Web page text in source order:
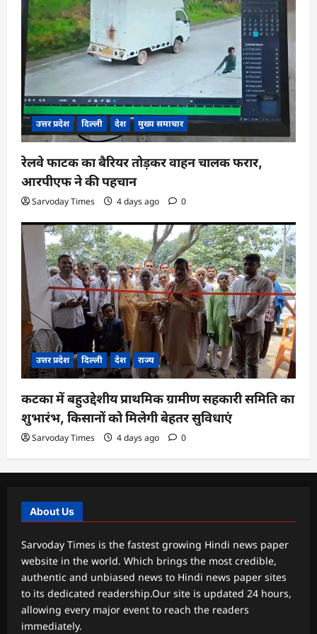
उत्तर प्रदेश दिल्ली देश मुख्य समाचार
रेलवे फाटक का बैरियर तोड़कर वाहन चालक फरार,
आरपीएफ ने की पहचान
Sarvoday Times 4 days ago 0
उत्तर प्रदेश दिल्ली देश राज्य
कटका में बहुउद्देशीय प्राथमिक ग्रामीण सहकारी समिति का
शुभारंभ, किसानों को मिलेगी बेहतर सुविधाएं
Sarvoday Times 4 days ago 0
About Us
Sarvoday Times is the fastest growing Hindi news paper
website in the world. Which brings the most credible,
authentic and unbiased news to Hindi news paper sites
to its dedicated readership.Our site is updated 24 hours,
allowing every major event to reach the readers
immediately.